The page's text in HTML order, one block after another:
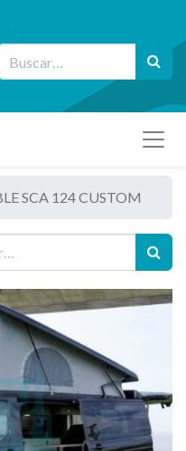
SCA 124 CUSTOM